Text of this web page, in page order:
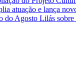
atuação e lança
do Agosto Lilás